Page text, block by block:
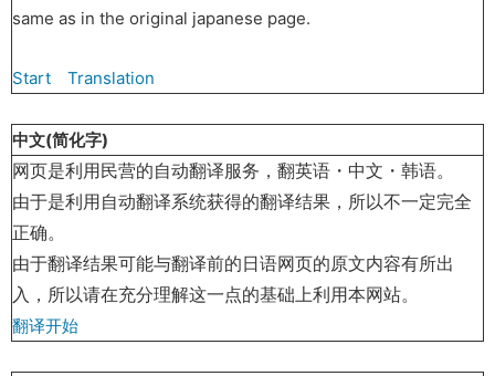
same as in the original japanese page.
Start Translation
中文(简化字)
网页是利用民营的自动翻译服务 ，翻英语 ・中文・ 韩语。
由于是利用自动翻译系统获得的翻译结果，所以不一定完全
正确。
由于翻译结果可能与翻译前的日 语网页的原文内容有所出
入，所以请在充分理解这一点的基础 上利用本网站。
翻译开始